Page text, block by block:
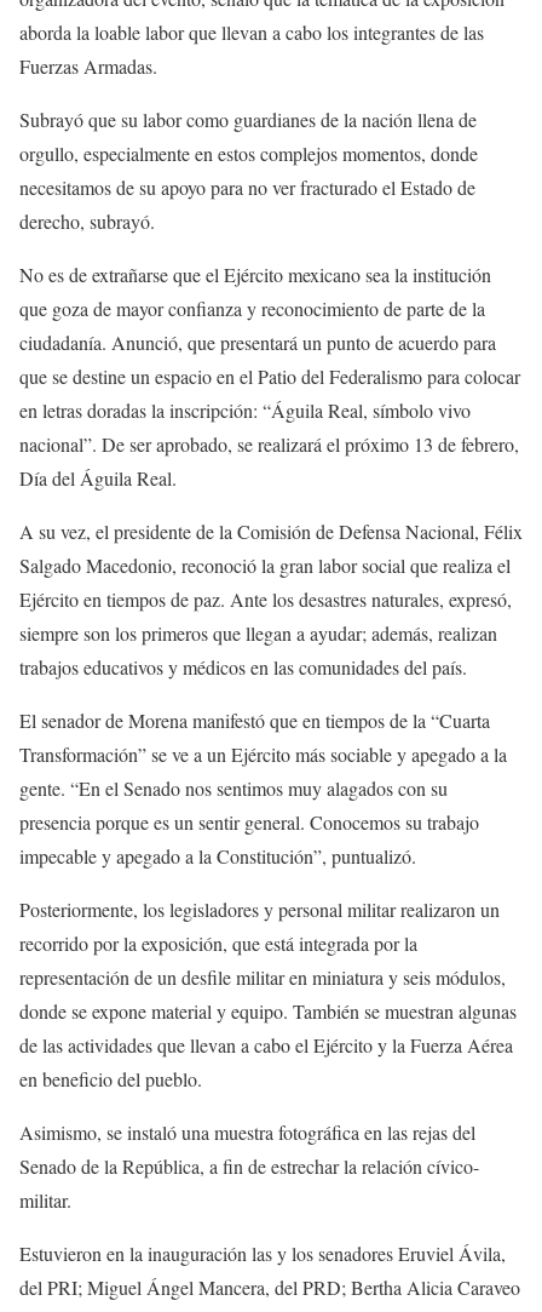
aborda la loable labor que llevan a cabo los integrantes de las
Fuerzas Armadas.
Subrayó que su labor como guardianes de la nación llena de
orgullo, especialmente en estos complejos momentos, donde
necesitamos de su apoyo para no ver fracturado el Estado de
derecho, subrayó.
No es de extrañarse que el Ejército mexicano sea la institución
que goza de mayor confianza y reconocimiento de parte de la
ciudadanía. Anunció, que presentará un punto de acuerdo para
que se destine un espacio en el Patio del Federalismo para colocar
en letras doradas la inscripción: “Águila Real, símbolo vivo
nacional”. De ser aprobado, se realizará el próximo 13 de febrero,
Día del Águila Real.
A su vez, el presidente de la Comisión de Defensa Nacional, Félix
Salgado Macedonio, reconoció la gran labor social que realiza el
Ejército en tiempos de paz. Ante los desastres naturales, expresó,
siempre son los primeros que llegan a ayudar; además, realizan
trabajos educativos y médicos en las comunidades del país.
El senador de Morena manifestó que en tiempos de la “Cuarta
Transformación” se ve a un Ejército más sociable y apegado a la
gente. “En el Senado nos sentimos muy alagados con su
presencia porque es un sentir general. Conocemos su trabajo
impecable y apegado a la Constitución”, puntualizó.
Posteriormente, los legisladores y personal militar realizaron un
recorrido por la exposición, que está integrada por la
representación de un desfile militar en miniatura y seis módulos,
donde se expone material y equipo. También se muestran algunas
de las actividades que llevan a cabo el Ejército y la Fuerza Aérea
en beneficio del pueblo.
Asimismo, se instaló una muestra fotográfica en las rejas del
Senado de la República, a fin de estrechar la relación cívico-
militar.
Estuvieron en la inauguración las y los senadores Eruviel Ávila,
del PRI; Miguel Ángel Mancera, del PRD; Bertha Alicia Caraveo